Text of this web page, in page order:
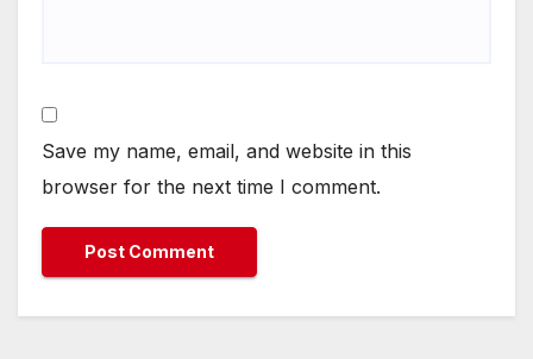
Save my name, email, and website in this
browser for the next time I comment.